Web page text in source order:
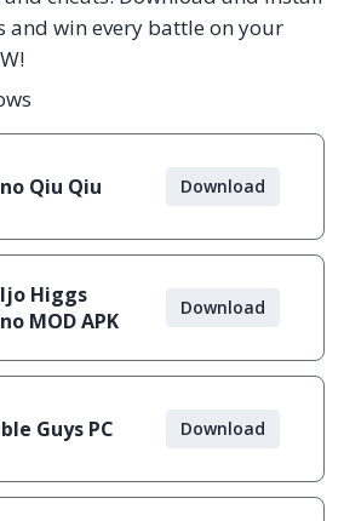
and win every battle on your
Qiu Qiu Download
Higgs
MOD APK
Download
Guys PC Download